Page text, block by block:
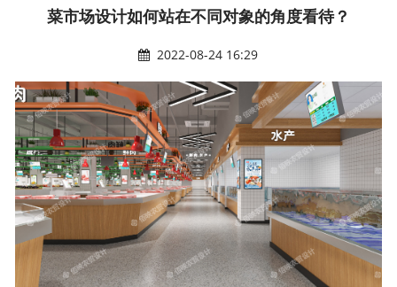
菜市场设计如何站在不同对象的角度看待？
2022-08-24 16:29